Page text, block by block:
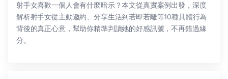
射手女喜歡一個人會有什麼暗示？本文從真實案例出發，深度
解析射手女從主動邀約、分享生活到若即若離等10種具體行為
背後的真正心意，幫助你精準判讀她的好感訊號，不再錯過緣
分。